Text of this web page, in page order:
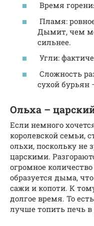
Время
Пламя:
Дымит, чем
сильнее.
Угли:
Сложность
сухой бурьян
Ольха –
Если немного
королевской семьи,
ольхи, поскольку не
царскими.
огромное
образуется дыма,
сажи и копоти. К
долгое время. То
лучше топить печь